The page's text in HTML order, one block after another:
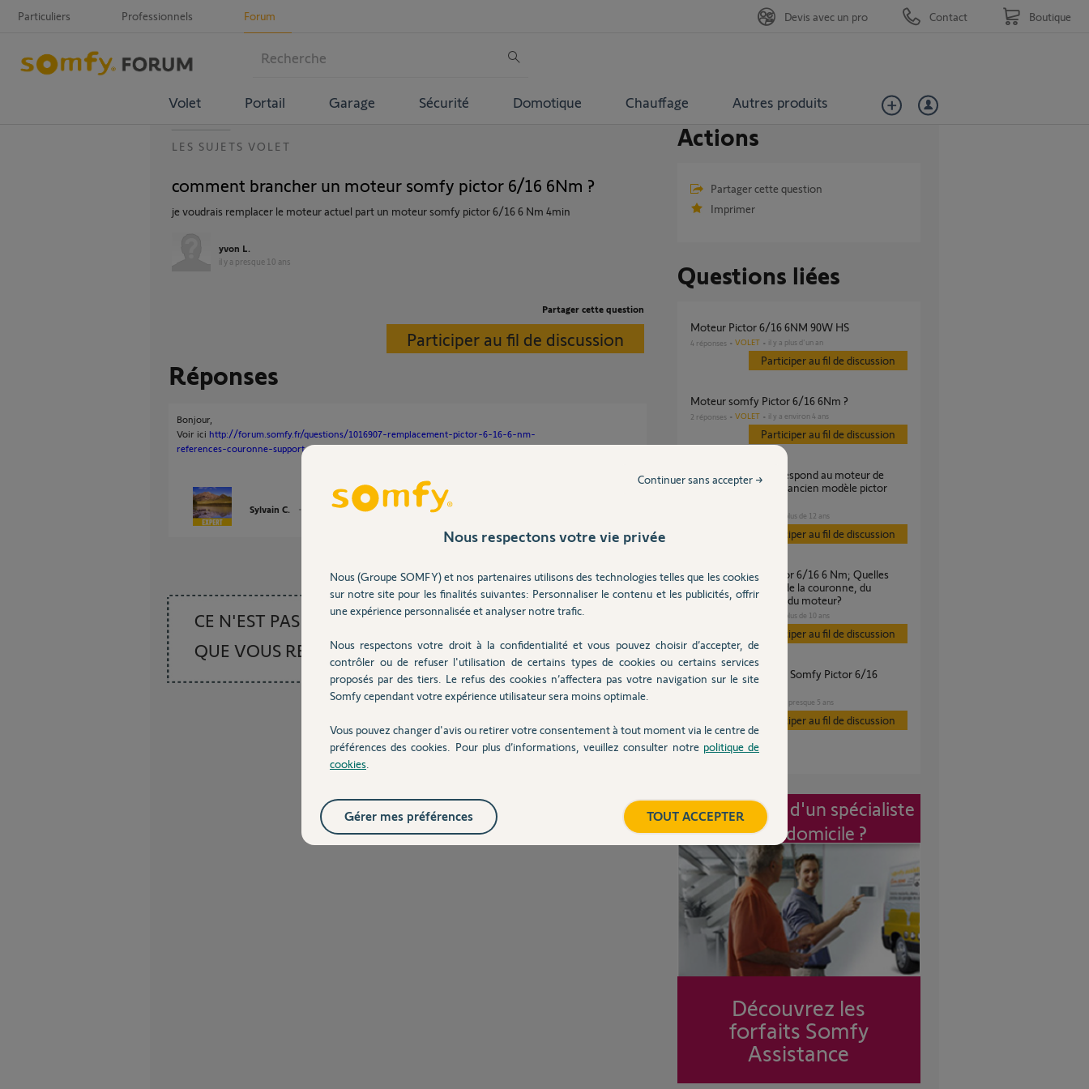
Particuliers Professionnels Forum
Volet Portail Garage Sécurité Domotique Chauffage Autres produits
Devis avec un pro Contact Boutique
LES SUJETS VOLET
comment brancher un moteur somfy pictor 6/16 6Nm ?
je voudrais remplacer le moteur actuel part un moteur somfy pictor 6/16 6 Nm 4min
yvon L.
il y a presque 10 ans
Partager cette question
Participer au fil de discussion
Réponses
Bonjour,
Voir ici http://forum.somfy.fr/questions/1016907-remplacement-pictor-6-16-6-nm-
references-couronne-support-tete-moteur
Sylvain C. il y a presque 10 ans
CE N'EST PAS CE
QUE VOUS RECHERCHEZ
Posez votre question
Actions
Partager cette question
Imprimer
Questions liées
Moteur Pictor 6/16 6NM 90W HS
4 réponses VOLET il y a plus d'un an
Participer au fil de discussion
moteur somfy Pictor 6/16 6Nm ?
2 réponses VOLET il y a environ 4 ans
Participer au fil de discussion
volet roulant somfy ancien modèle pictor
il y a plus de 12 ans
Participer au fil de discussion
remplacement Pictor 6/16 6 Nm; Quelles
sont les références de la couronne, du
support et de la tête du moteur?
il y a plus de 10 ans
Participer au fil de discussion
Panne moteur filaire Somfy Pictor 6/16
170W
il y a presque 5 ans
Participer au fil de discussion
Intervention d'un spécialiste
à mon domicile ?
Découvrez les
forfaits Somfy
Assistance
Nous respectons votre vie privée
Nous (Groupe SOMFY) et nos partenaires utilisons des technologies telles que les cookies
sur notre site pour les finalités suivantes: Personnaliser le contenu et les publicités, offrir
une expérience personnalisée et analyser notre trafic.
Nous respectons votre droit à la confidentialité et vous pouvez choisir d’accepter, de
contrôler ou de refuser l'utilisation de certains types de cookies ou certains services
proposés par des tiers. Le refus des cookies n’affectera pas votre navigation sur le site
Somfy cependant votre expérience utilisateur sera moins optimale.
Vous pouvez changer d'avis ou retirer votre consentement à tout moment via le centre de
préférences des cookies. Pour plus d’informations, veuillez consulter notre politique de
cookies
Continuer sans accepter →
TOUT ACCEPTER
Gérer mes préférences